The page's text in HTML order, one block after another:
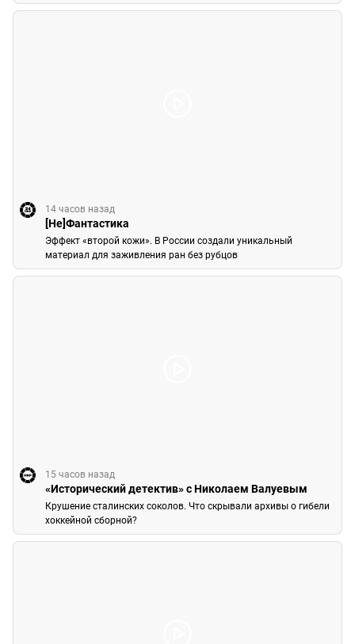
14 часов назад
[Не]Фантастика
Эффект «второй кожи». В России создали уникальный
материал для заживления ран без рубцов
15 часов назад
«Исторический детектив» с Николаем Валуевым
Крушение сталинских соколов. Что скрывали архивы о гибели
хоккейной сборной?